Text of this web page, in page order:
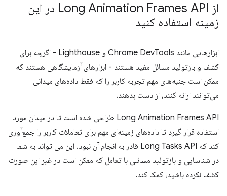
از Long Animation Frames API در این
زمینه استفاده کنید
ابزارهایی مانند Chrome DevTools و Lighthouse - اگرچه برای
کشف و بازتولید مسائل مفید هستند - ابزارهای آزمایشگاهی هستند که
ممکن است جنبه‌های مهم تجربه کاربر را که فقط داده‌های میدانی
می‌توانند ارائه کنند، از دست بدهند.
Long Animation Frames API طراحی شده است تا در میدان مورد
استفاده قرار گیرد تا داده‌های زمینه‌ای مهم برای تعاملات کاربر را جمع‌آوری
کند که Long Tasks API قادر به انجام آن نبود. این می تواند به شما
در شناسایی و بازتولید مسائلی با تعامل که ممکن است در غیر این صورت
کشف نکرده باشید، کمک کند.